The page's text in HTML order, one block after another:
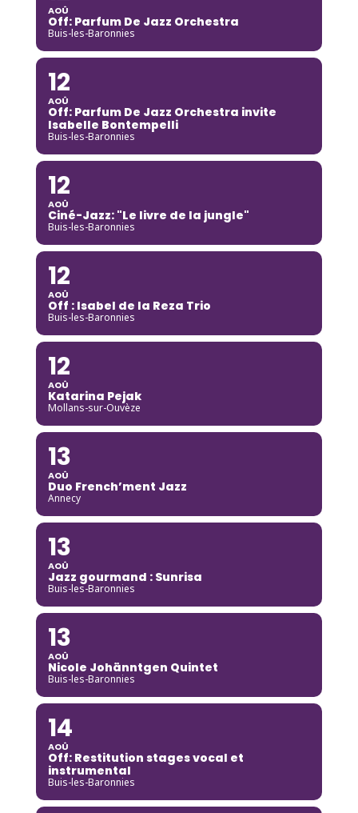
AOÛ
Off: Parfum De Jazz Orchestra
Buis-les-Baronnies
12
AOÛ
Off: Parfum De Jazz Orchestra invite
Isabelle Bontempelli
Buis-les-Baronnies
12
AOÛ
Ciné-Jazz: "Le livre de la jungle"
Buis-les-Baronnies
12
AOÛ
Off : Isabel de la Reza Trio
Buis-les-Baronnies
12
AOÛ
Katarina Pejak
Mollans-sur-Ouvèze
13
AOÛ
Duo French’ment Jazz
Annecy
13
AOÛ
Jazz gourmand : Sunrisa
Buis-les-Baronnies
13
AOÛ
Nicole Johänntgen Quintet
Buis-les-Baronnies
14
AOÛ
Off: Restitution stages vocal et
instrumental
Buis-les-Baronnies